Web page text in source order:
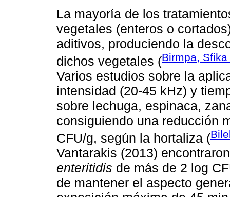
La mayoría de los
vegetales (enteros o
aditivos, produciendo la
dichos vegetales (Birmpa,
Varios estudios sobre la
intensidad (20-45 kHz) y
sobre lechuga, espinaca,
consiguiendo una reducción
CFU/g, según la hortaliza (
Vantarakis (2013)
enteritidis de más de 2 log
de mantener el aspecto